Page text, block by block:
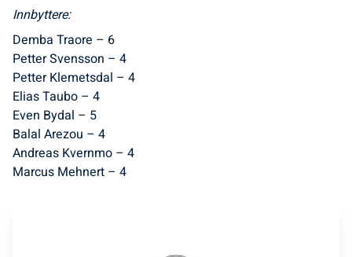
Innbyttere:
Demba Traore – 6
Petter Svensson – 4
Petter Klemetsdal – 4
Elias Taubo – 4
Even Bydal – 5
Balal Arezou – 4
Andreas Kvernmo – 4
Marcus Mehnert – 4